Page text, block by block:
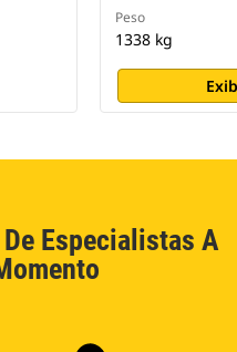
Peso
1338 kg
Especialistas A